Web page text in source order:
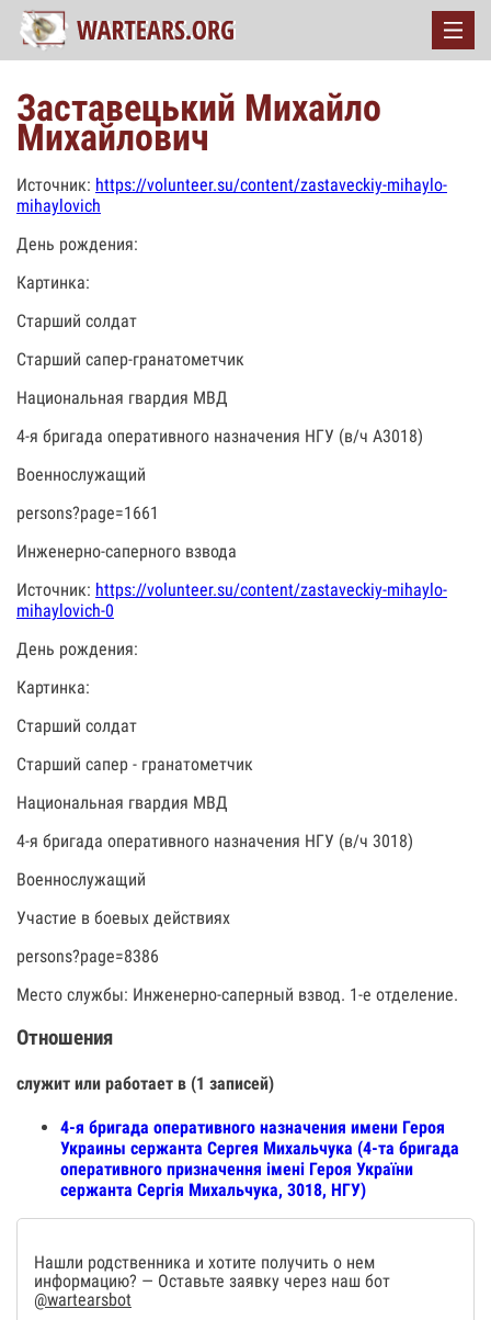
Заставецький Михайло
Михайлович
Источник: https://volunteer.su/content/zastaveckiy-mihaylo-
mihaylovich
День рождения:
Картинка:
Старший солдат
Старший сапер-гранатометчик
Национальная гвардия МВД
4-я бригада оперативного назначения НГУ (в/ч А3018)
Военнослужащий
persons?page=1661
Инженерно-саперного взвода
Источник: https://volunteer.su/content/zastaveckiy-mihaylo-
mihaylovich-0
День рождения:
Картинка:
Старший солдат
Старший сапер - гранатометчик
Национальная гвардия МВД
4-я бригада оперативного назначения НГУ (в/ч 3018)
Военнослужащий
Участие в боевых действиях
persons?page=8386
Место службы: Инженерно-саперный взвод. 1-е отделение.
Отношения
служит или работает в (1 записей)
4-я бригада оперативного назначения имени Героя
Украины сержанта Сергея Михальчука (4-та бригада
оперативного призначення імені Героя України
сержанта Сергія Михальчука, 3018, НГУ)
Нашли родственника и хотите получить о нем
информацию? — Оставьте заявку через наш бот
@wartearsbot